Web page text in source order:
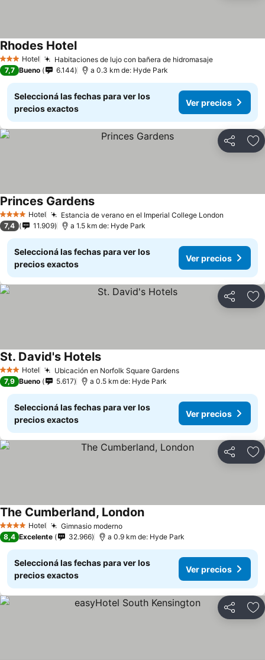
3 Estrellas
Hotel Habitaciones de lujo con bañera de hidromasajeVer precios
Rhodes HotelVer precios
7,7 Bueno 6.144 a 0.3 km de: Hyde Park
Seleccioná las fechas para ver los
precios exactos
Ver precios
Compartir
4 EstrellasHotel Estancia de verano en el Imperial College London
Princes GardensVer precios
7,4 11.909 a 1.5 km de: Hyde Park
Seleccioná las fechas para ver los
precios exactos
Ver precios
Compartir
3 Estrellas
Hotel Ubicación en Norfolk Square GardensVer precios
St. David's HotelsVer precios
7,9 Bueno 5.617 a 0.5 km de: Hyde Park
Seleccioná las fechas para ver los
precios exactos
Ver precios
Compartir
4 EstrellasHotel Gimnasio modernoVer precios
The Cumberland, LondonVer precios
8,4 Excelente 32.966 a 0.9 km de: Hyde Park
Seleccioná las fechas para ver los
precios exactos
Ver precios
Compartir